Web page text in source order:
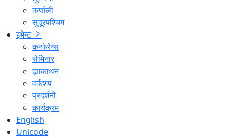
कर्णाली
सुदूरपश्चिम
इभेन्ट
कन्फेरेन्स
सेमिनार
ह्याकाथन
वर्कशप
प्रदर्शनी
कार्यक्रम
English
Unicode